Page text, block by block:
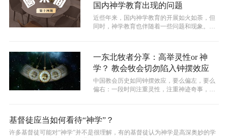
国内神学教育出现的问题
近些年来，国内神学教育的开展如火如荼，但
同时，神学教育也伴随着一些问题和现象。比
一东北牧者分享：高举灵性or 神
学？ 教会牧会切勿陷入钟摆效应
中国教会历史如同钟摆效应，要么偏左，要么
偏右：一段时间注重灵性，注重神迹奇事，轻
基督徒应当如何看待“神学”？
​许多基督徒可能对“神学”并不是很理解，有的基督徒认为神学是高深奥妙的学